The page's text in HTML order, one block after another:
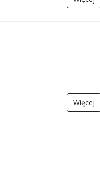
Więcej